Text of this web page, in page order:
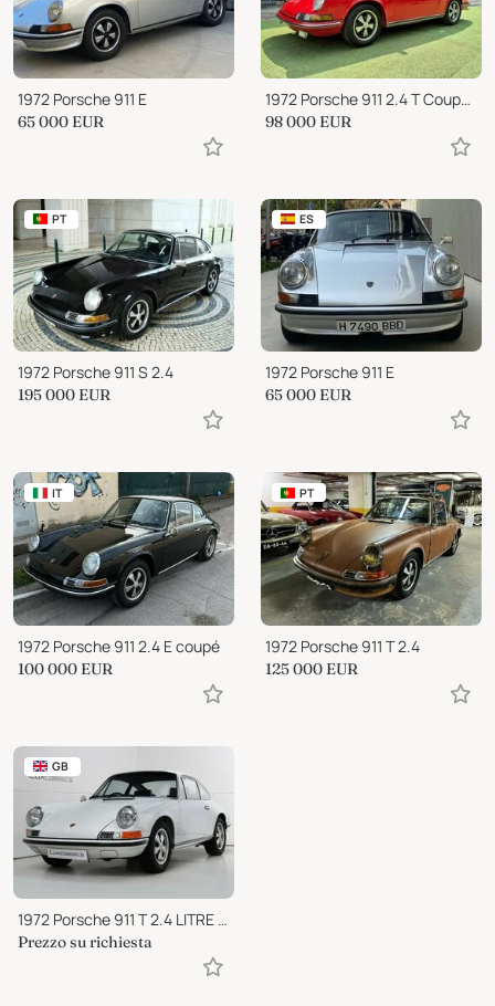
1972 Porsche 911 E
65 000 EUR
1972 Porsche 911 2.4 T Coupè “Ölklappe”
98 000 EUR
PT
1972 Porsche 911 S 2.4
195 000 EUR
ES
1972 Porsche 911 E
65 000 EUR
IT
1972 Porsche 911 2.4 E coupé
100 000 EUR
PT
1972 Porsche 911 T 2.4
125 000 EUR
GB
1972 Porsche 911 T 2.4 LITRE OEL KLAPPE RIGHT HAND DRIVE RESTORED
Prezzo su richiesta